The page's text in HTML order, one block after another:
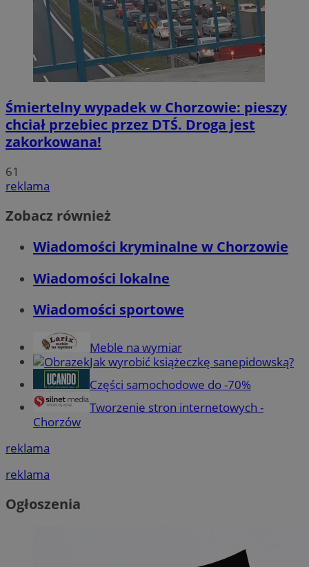
Śmiertelny wypadek w Chorzowie: pieszy
chciał przebiec przez DTŚ. Droga jest
zakorkowana!
61
reklama
Zobacz również
Wiadomości kryminalne w Chorzowie
Wiadomości lokalne
Wiadomości sportowe
Meble na wymiar
Jak wyrobić książeczkę sanepidowską?
Części samochodowe do -70%
Tworzenie stron internetowych -
Chorzów
reklama
reklama
Ogłoszenia